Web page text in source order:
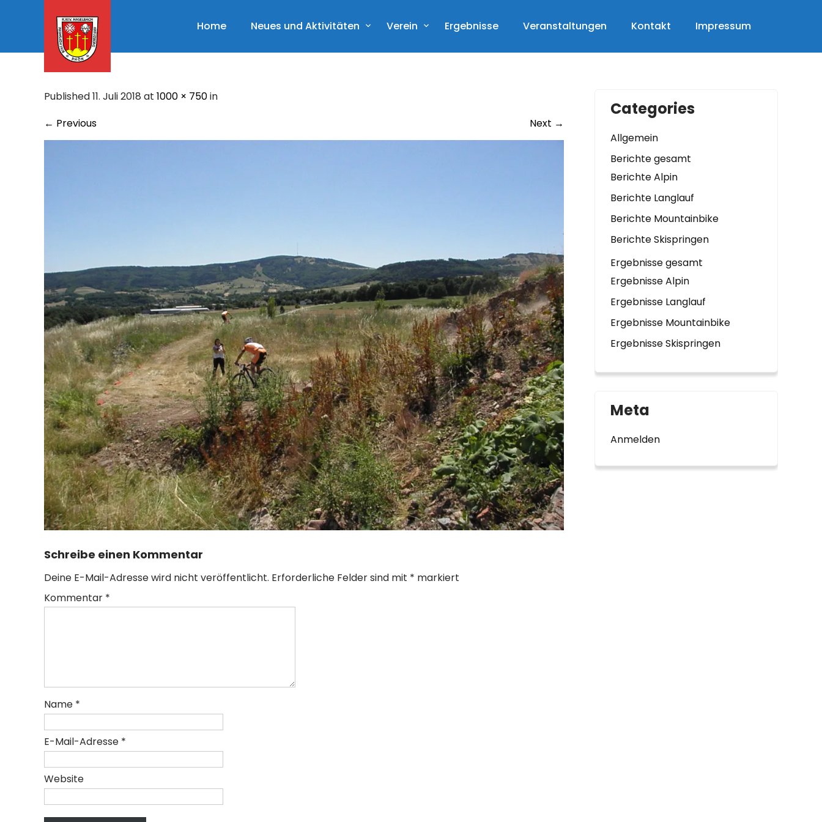
Home Neues und Aktivitäten Verein Ergebnisse Veranstaltungen Kontakt Impressum
Published 11. Juli 2018 at 1000 × 750in
← Previous Next →
Schreibe einen Kommentar
Deine E-Mail-Adresse wird nicht veröffentlicht. Erforderliche Felder sind mit * markiert
Kommentar *
Name *
E-Mail-Adresse *
Website
Categories
Allgemein
Berichte gesamt
Berichte Alpin
Berichte Langlauf
Berichte Mountainbike
Berichte Skispringen
Ergebnisse gesamt
Ergebnisse Alpin
Ergebnisse Langlauf
Ergebnisse Mountainbike
Ergebnisse Skispringen
Meta
Anmelden